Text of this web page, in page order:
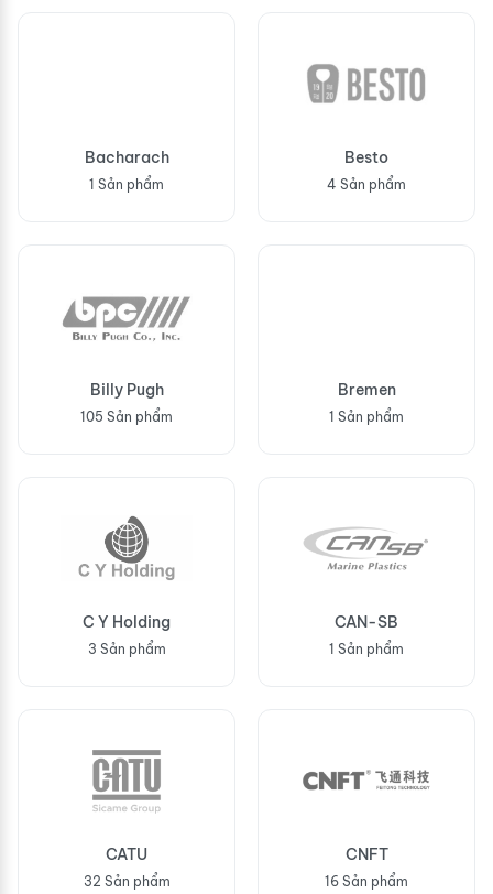
Bacharach
1 Sản phẩm
Besto
4 Sản phẩm
Billy Pugh
105 Sản phẩm
Bremen
1 Sản phẩm
C Y Holding
3 Sản phẩm
CAN-SB
1 Sản phẩm
CATU
32 Sản phẩm
CNFT
16 Sản phẩm